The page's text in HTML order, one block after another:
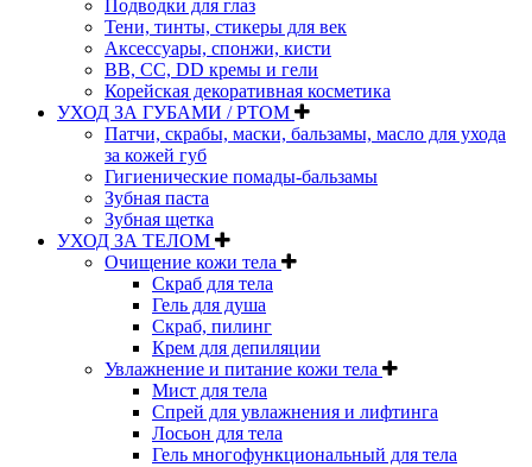
Подводки для глаз
Тени, тинты, стикеры для век
Аксессуары, спонжи, кисти
BB, CC, DD кремы и гели
Корейская декоративная косметика
УХОД ЗА ГУБАМИ / РТОМ
Патчи, скрабы, маски, бальзамы, масло для ухода
за кожей губ
Гигиенические помады-бальзамы
Зубная паста
Зубная щетка
УХОД ЗА ТЕЛОМ
Очищение кожи тела
Скраб для тела
Гель для душа
Скраб, пилинг
Крем для депиляции
Увлажнение и питание кожи тела
Мист для тела
Спрей для увлажнения и лифтинга
Лосьон для тела
Гель многофункциональный для тела